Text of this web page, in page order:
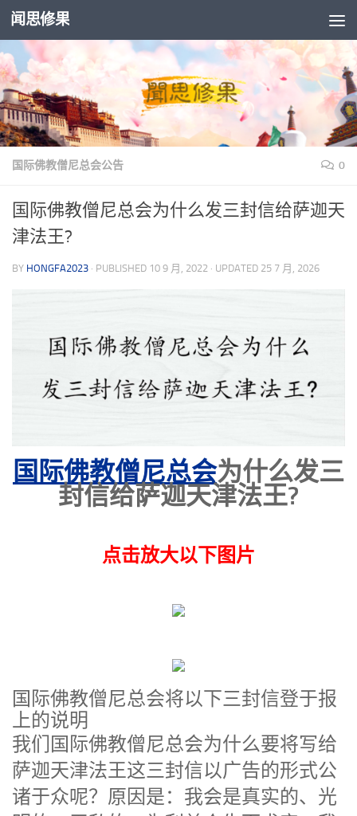
Skip to content
闻思修果
国际佛教僧尼总会公告 0
国际佛教僧尼总会为什么发三封信给萨迦天
津法王?
BY HONGFA2023 · PUBLISHED 10 9 月, 2022 · UPDATED 25 7 月, 2026
国际佛教僧尼总会为什么发三
封信给萨迦天津法王?
点击放大以下图片
国际佛教僧尼总会将以下三封信登于报
上的说明
我们国际佛教僧尼总会为什么要将写给
萨迦天津法王这三封信以广告的形式公
诸于众呢？原因是：我会是真实的、光